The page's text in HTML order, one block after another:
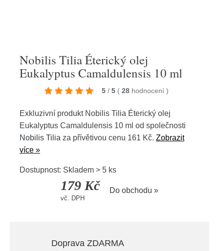
Nobilis Tilia Éterický olej
Eukalyptus Camaldulensis 10 ml
5 / 5 ( 28 hodnocení )
Exkluzivní produkt Nobilis Tilia Éterický olej
Eukalyptus Camaldulensis 10 ml od společnosti
Nobilis Tilia za přívětivou cenu 161 Kč. Zobrazit
více »
Dostupnost: Skladem > 5 ks
179 Kč
vč. DPH
Do obchodu »
Doprava ZDARMA